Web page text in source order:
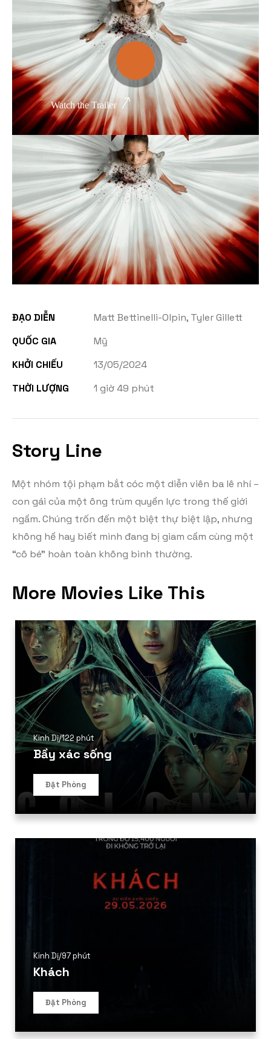
Thể loại phim
Phim kinh dị
Hài hước
Hoạt hình
Hành động
Tình cảm
Việt Nam
Watch the Trailer
ĐẠO DIỄN
Matt Bettinelli-Olpin, Tyler Gillett
QUỐC GIA
Mỹ
KHỞI CHIẾU
13/05/2024
THỜI LƯỢNG
1 giờ 49 phút
Story Line
Một nhóm tội phạm bắt cóc một diễn viên ba lê nhí –
con gái của một ông trùm quyền lực trong thế giới
ngầm. Chúng trốn đến một biệt thự biệt lập, nhưng
không hề hay biết mình đang bị giam cầm cùng một
“cô bé” hoàn toàn không bình thường.
More Movies Like This
Kinh Dị/122 phút
Bầy xác sống
Đặt Phòng
Kinh Dị/97 phút
Khách
Đặt Phòng